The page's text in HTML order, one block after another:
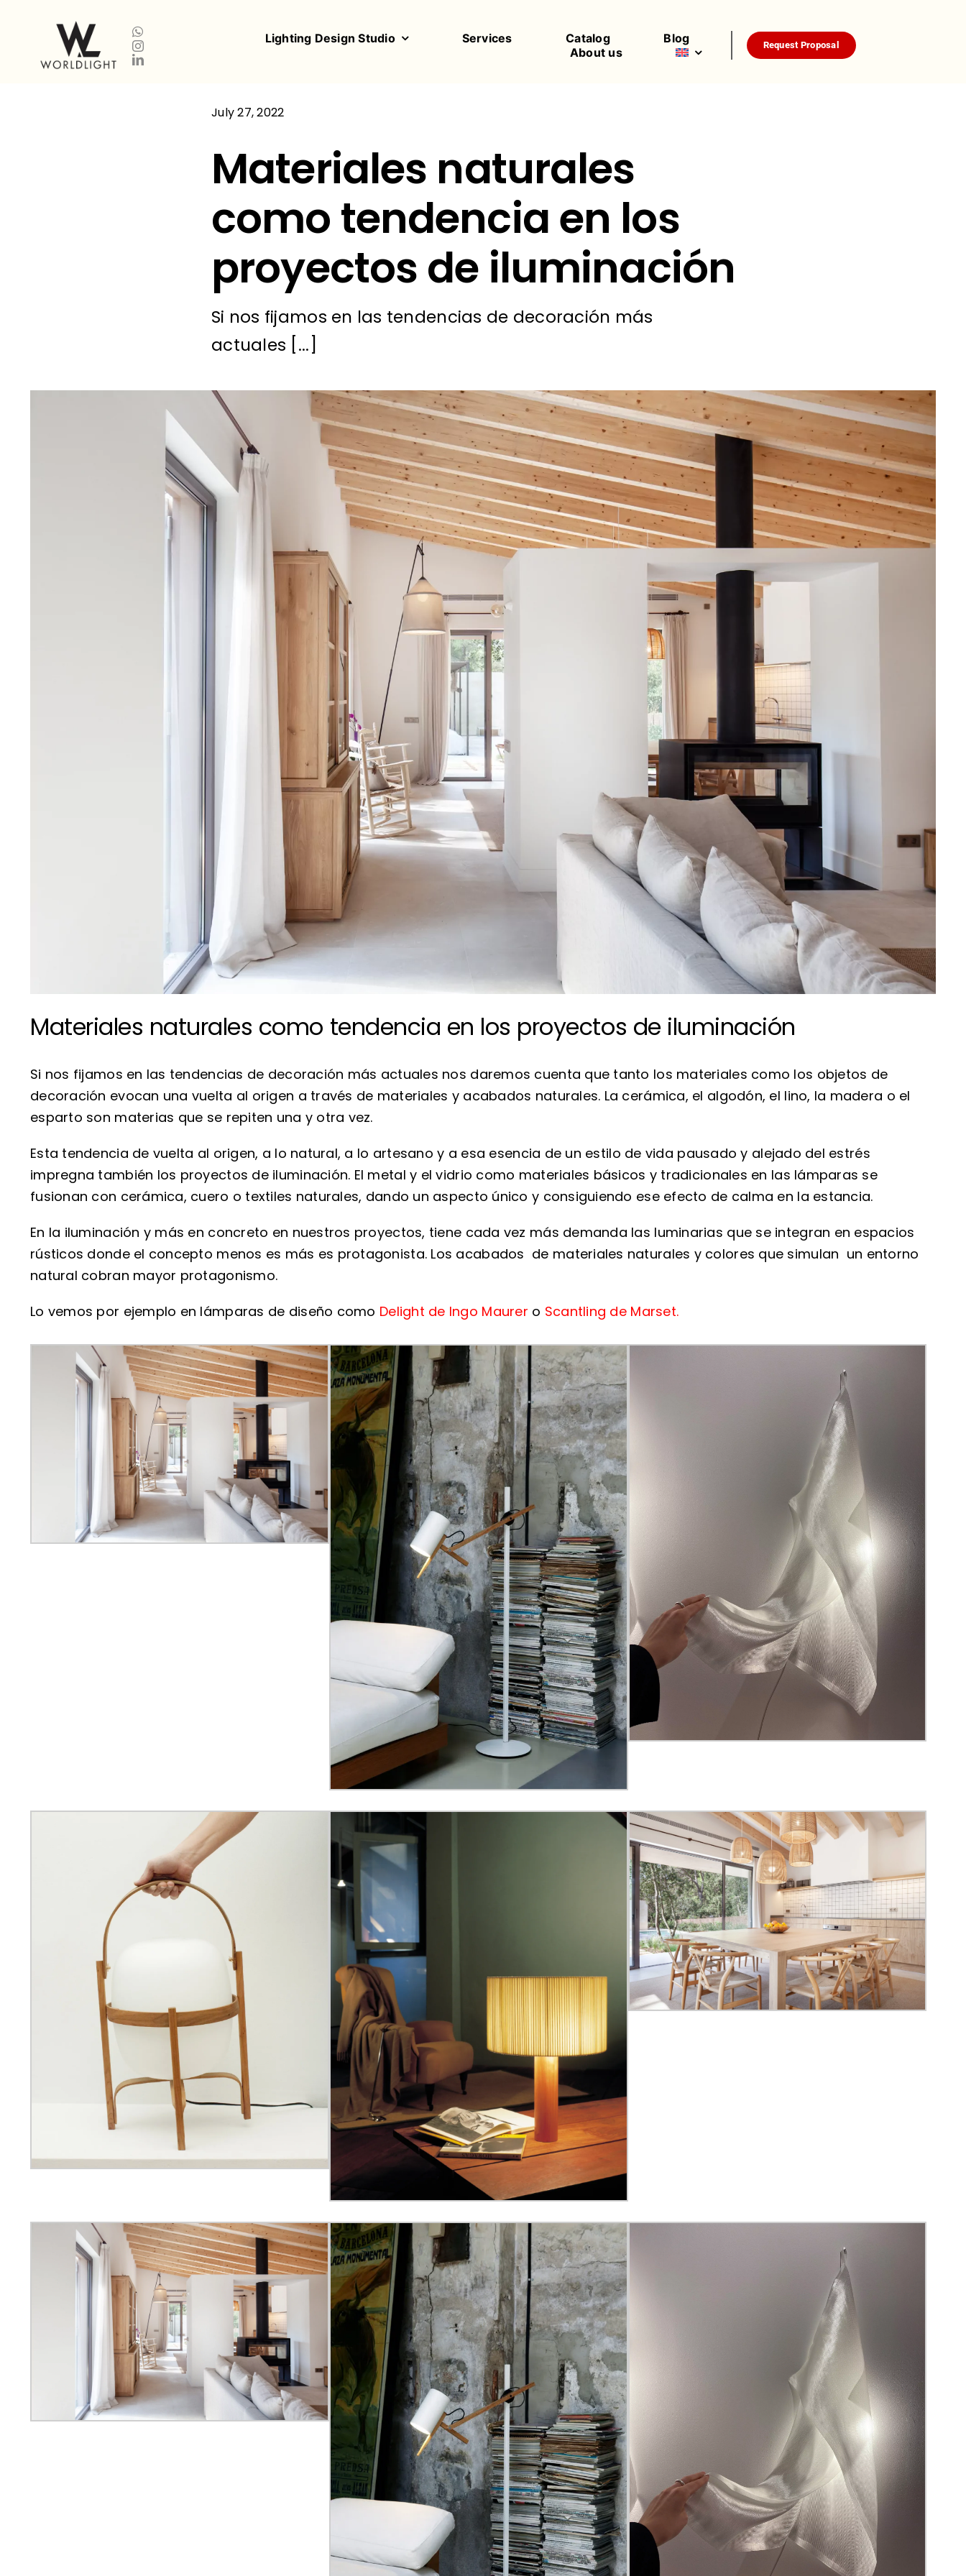
Lighting Design Studio Services Catalog
Blog
About us
Request Proposal
July 27, 2022
Materiales naturales
como tendencia en los
proyectos de iluminación
Si nos fijamos en las tendencias de decoración más
actuales [...]
Materiales naturales como tendencia en los proyectos de iluminación
Si nos fijamos en las tendencias de decoración más actuales nos daremos cuenta que tanto los materiales como los objetos de
decoración evocan una vuelta al origen a través de materiales y acabados naturales. La cerámica, el algodón, el lino, la madera o el
esparto son materias que se repiten una y otra vez.
Esta tendencia de vuelta al origen, a lo natural, a lo artesano y a esa esencia de un estilo de vida pausado y alejado del estrés
impregna también los proyectos de iluminación. El metal y el vidrio como materiales básicos y tradicionales en las lámparas se
fusionan con cerámica, cuero o textiles naturales, dando un aspecto único y consiguiendo ese efecto de calma en la estancia.
En la iluminación y más en concreto en nuestros proyectos, tiene cada vez más demanda las luminarias que se integran en espacios
rústicos donde el concepto menos es más es protagonista. Los acabados de materiales naturales y colores que simulan un entorno
natural cobran mayor protagonismo.
Lo vemos por ejemplo en lámparas de diseño como Delight de Ingo Maurer o Scantling de Marset.